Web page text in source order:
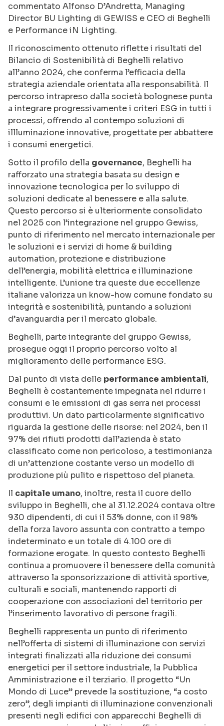
commentato Alfonso D’Andretta, Managing
Director BU Lighting di GEWISS e CEO di Beghelli
e Performance iN Lighting.
Il riconoscimento ottenuto riflette i risultati del
Bilancio di Sostenibilità di Beghelli relativo
all’anno 2024, che conferma l’efficacia della
strategia aziendale orientata alla responsabilità. Il
percorso intrapreso dalla società bolognese punta
a integrare progressivamente i criteri ESG in tutti i
processi, offrendo al contempo soluzioni di
illluminazione innovative, progettate per abbattere
i consumi energetici.
Sotto il profilo della governance, Beghelli ha
rafforzato una strategia basata su design e
innovazione tecnologica per lo sviluppo di
soluzioni dedicate al benessere e alla salute.
Questo percorso si è ulteriormente consolidato
nel 2025 con l’integrazione nel gruppo Gewiss,
punto di riferimento nel mercato internazionale per
le soluzioni e i servizi di home & building
automation, protezione e distribuzione
dell’energia, mobilità elettrica e illuminazione
intelligente. L’unione tra queste due eccellenze
italiane valorizza un know-how comune fondato su
integrità e sostenibilità, puntando a soluzioni
d’avanguardia per il mercato globale.
Beghelli, parte integrante del gruppo Gewiss,
prosegue oggi il proprio percorso volto al
miglioramento delle performance ESG.
Dal punto di vista delle performance ambientali,
Beghelli è costantemente impegnata nel ridurre i
consumi e le emissioni di gas serra nei processi
produttivi. Un dato particolarmente significativo
riguarda la gestione delle risorse: nel 2024, ben il
97% dei rifiuti prodotti dall’azienda è stato
classificato come non pericoloso, a testimonianza
di un’attenzione costante verso un modello di
produzione più pulito e rispettoso del pianeta.
Il capitale umano, inoltre, resta il cuore dello
sviluppo in Beghelli, che al 31.12.2024 contava oltre
930 dipendenti, di cui il 53% donne, con il 98%
della forza lavoro assunta con contratto a tempo
indeterminato e un totale di 4.100 ore di
formazione erogate. In questo contesto Beghelli
continua a promuovere il benessere della comunità
attraverso la sponsorizzazione di attività sportive,
culturali e sociali, mantenendo rapporti di
cooperazione con associazioni del territorio per
l’inserimento lavorativo di persone fragili.
Beghelli rappresenta un punto di riferimento
nell’offerta di sistemi di illuminazione con servizi
integrati finalizzati alla riduzione dei consumi
energetici per il settore industriale, la Pubblica
Amministrazione e il terziario. Il progetto “Un
Mondo di Luce” prevede la sostituzione, “a costo
zero”, degli impianti di illuminazione convenzionali
presenti negli edifici con apparecchi Beghelli di